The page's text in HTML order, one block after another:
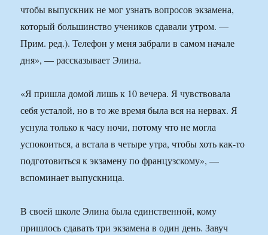
чтобы выпускник не мог узнать вопросов экзамена,
который большинство учеников сдавали утром. —
Прим. ред.). Телефон у меня забрали в самом начале
дня», — рассказывает Элина.
«Я пришла домой лишь к 10 вечера. Я чувствовала
себя усталой, но в то же время была вся на нервах. Я
уснула только к часу ночи, потому что не могла
успокоиться, а встала в четыре утра, чтобы хоть как-то
подготовиться к экзамену по французскому», —
вспоминает выпускница.
В своей школе Элина была единственной, кому
пришлось сдавать три экзамена в один день. Завуч